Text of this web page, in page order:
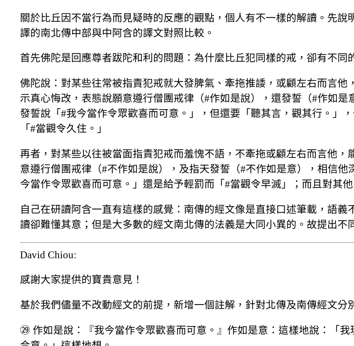
關於比丘因不當行為而見疑時的反應的觀點，個人有不一樣的解讀。先說
譯的南北傳中部與中阿含的譯文對照比較。
首先佛陀是回應尊者跋陀和利的問題：為什麼比丘犯同樣的戒，卻有不同
佛陀說：對某些往常被指責犯戒就大發脾氣、牽拖推諉，或顧左右而言他
示真心悔改，表態說願意遵行僧團戒律（#作如是說），還發誓（#作如
發誓說「#我今當作令眾歡喜而可意。」，但還要「聽其言，觀其行。」
「#當觀令久住。」
再者，對某些以往被當面指責犯戒而羞愧不語，不牽拖或顧左右而言他，
意遵行僧團戒律（#不作如是說），及指天發誓（#不作如是意），相信
今當作令眾歡喜而可意。」還是給予輕罰而「#當觀令早滅」；而且對其
自己在研讀阿含一直有這樣的感覺：南傳的經文像是直接口述筆載，語
讀卻難懂其意；但是大多數的經文南北傳的法義是大同小異的。故提出不
David Chiou:
感謝大家提供的寶貴意見！
基於我們儘量不改動經文的前提，新增一個註解，針對北傳及南傳經文分
㉙ 作如是說：『我今當作令眾歡喜而可意。』作如是意：這樣地說：「